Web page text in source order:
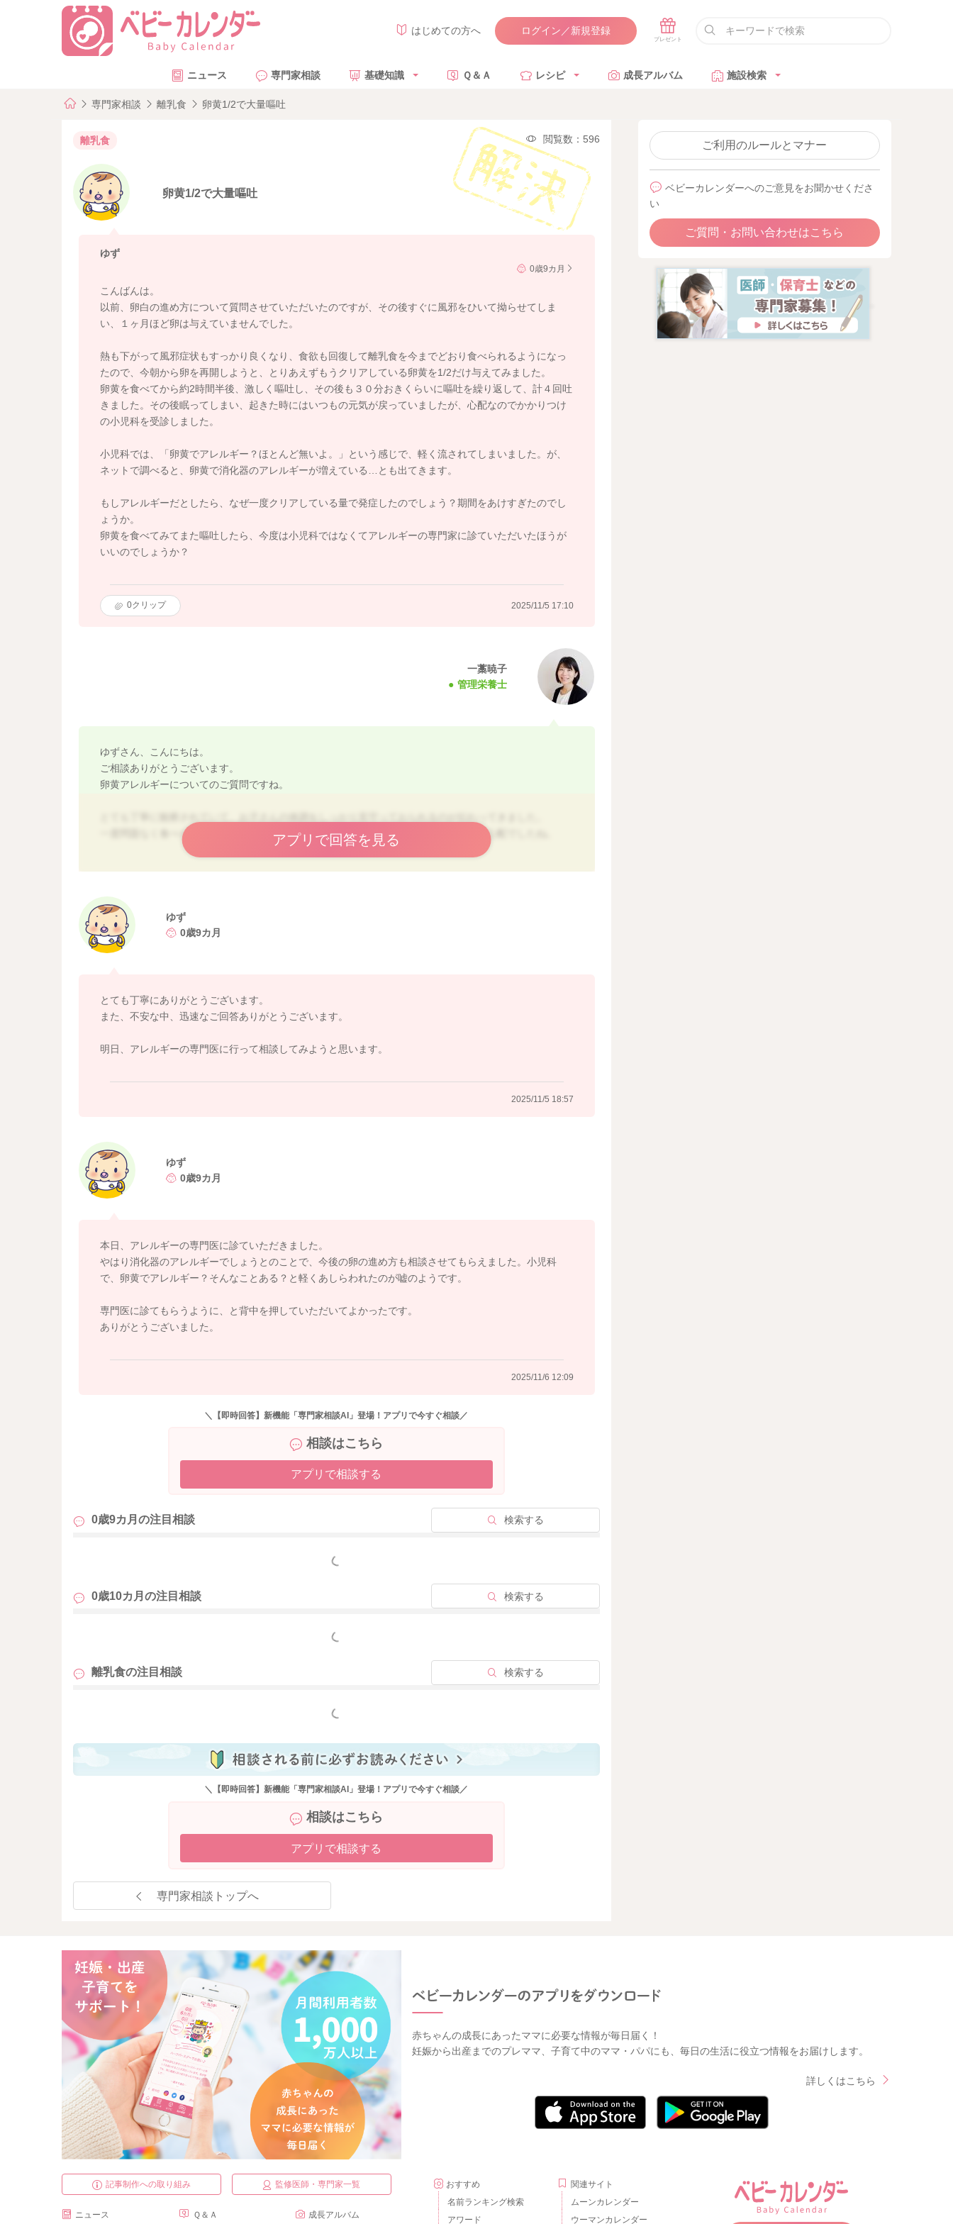
はじめての方へ ログイン／新規登録
ニュース 専門家相談 基礎知識 Ｑ＆Ａ レシピ 成長アルバム 施設検索
専門家相談 離乳食 卵黄1/2で大量嘔吐
離乳食 閲覧数：596
卵黄1/2で大量嘔吐
ゆず
0歳9カ月
こんばんは。
以前、卵白の進め方について質問させていただいたのですが、その後すぐに風邪をひいて拗らせてしま
い、１ヶ月ほど卵は与えていませんでした。
熱も下がって風邪症状もすっかり良くなり、食欲も回復して離乳食を今までどおり食べられるようになっ
たので、今朝から卵を再開しようと、とりあえずもうクリアしている卵黄を1/2だけ与えてみました。
卵黄を食べてから約2時間半後、激しく嘔吐し、その後も３０分おきくらいに嘔吐を繰り返して、計４回吐
きました。その後眠ってしまい、起きた時にはいつもの元気が戻っていましたが、心配なのでかかりつけ
の小児科を受診しました。
小児科では、「卵黄でアレルギー？ほとんど無いよ。」という感じで、軽く流されてしまいました。が、
ネットで調べると、卵黄で消化器のアレルギーが増えている…とも出てきます。
もしアレルギーだとしたら、なぜ一度クリアしている量で発症したのでしょう？期間をあけすぎたのでし
ょうか。
卵黄を食べてみてまた嘔吐したら、今度は小児科ではなくてアレルギーの専門家に診ていただいたほうが
いいのでしょうか？
0クリップ 2025/11/5 17:10
一藁暁子
管理栄養士
ゆずさん、こんにちは。
ご相談ありがとうございます。
卵黄アレルギーについてのご質問ですね。
一度問題なく食べられていた卵黄で、時間が経ってから急に嘔吐を繰り返すというのは心配でしたね。
①一時的な体調・胃腸の弱り
風邪のあとで、見た目は元気になっても、胃腸の回復には時間がかかることがあります。
免疫が揺らいでいる時期にアレルゲンを摂ると、以前は平気でも反応が出ることがあります。
が出るタイプの卵アレルギーもあります。
免疫の耐性は、定期的に少量ずつ食べ続けることで維持されると考えられています。
すすめです。
血液検査だけではわからないことも多いので、食物負荷試験などで専門的に判断してもらえますよ。
もし卵を再開するときも、主治医の指示に従って進めると安心・安全です。
アプリで回答を見る
ゆず
0歳9カ月
とても丁寧にありがとうございます。
また、不安な中、迅速なご回答ありがとうございます。
明日、アレルギーの専門医に行って相談してみようと思います。
2025/11/5 18:57
ゆず
0歳9カ月
本日、アレルギーの専門医に診ていただきました。
やはり消化器のアレルギーでしょうとのことで、今後の卵の進め方も相談させてもらえました。小児科
で、卵黄でアレルギー？そんなことある？と軽くあしらわれたのが嘘のようです。
専門医に診てもらうように、と背中を押していただいてよかったです。
ありがとうございました。
2025/11/6 12:09
＼【即時回答】新機能「専門家相談AI」登場！アプリで今すぐ相談／
相談はこちら
アプリで相談する
0歳9カ月の注目相談 検索する
もっと見る
0歳10カ月の注目相談 検索する
もっと見る
離乳食の注目相談 検索する
もっと見る
＼【即時回答】新機能「専門家相談AI」登場！アプリで今すぐ相談／
相談はこちら
アプリで相談する
専門家相談トップへ
ご利用のルールとマナー
ベビーカレンダーへのご意見をお聞かせくださ
い
ご質問・お問い合わせはこちら
赤ちゃんの成長にあったママに必要な情報が毎日届く！
妊娠から出産までのプレママ、子育て中のママ・パパにも、毎日の生活に役立つ情報をお届けします。
詳しくはこちら
記事制作への取り組み 監修医師・専門家一覧
ニュース Ｑ＆Ａ 成長アルバム
おすすめ
名前ランキング検索
アワード
関連サイト
ムーンカレンダー
ウーマンカレンダー